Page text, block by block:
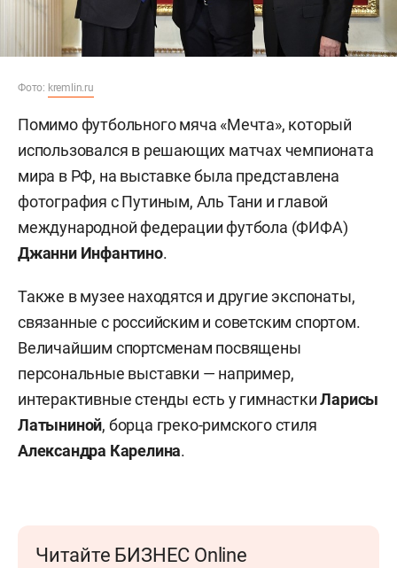
Фото: kremlin.ru
Помимо футбольного мяча «Мечта», который
использовался в решающих матчах чемпионата
мира в РФ, на выставке была представлена
фотография с Путиным, Аль Тани и главой
международной федерации футбола (ФИФА)
Джанни Инфантино.
Также в музее находятся и другие экспонаты,
связанные с российским и советским спортом.
Величайшим спортсменам посвящены
персональные выставки — например,
интерактивные стенды есть у гимнасткиЛарисы
Латыниной, борца греко-римского стиля
Александра Карелина.
Читайте БИЗНЕС Online